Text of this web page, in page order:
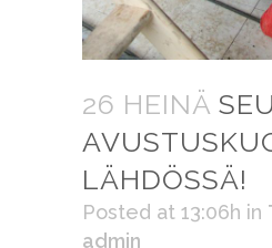
26 HEINÄ
LÄHDÖSSÄ!
Posted at 13:06h in
admin